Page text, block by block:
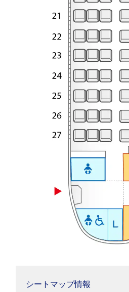
シートマップ情報